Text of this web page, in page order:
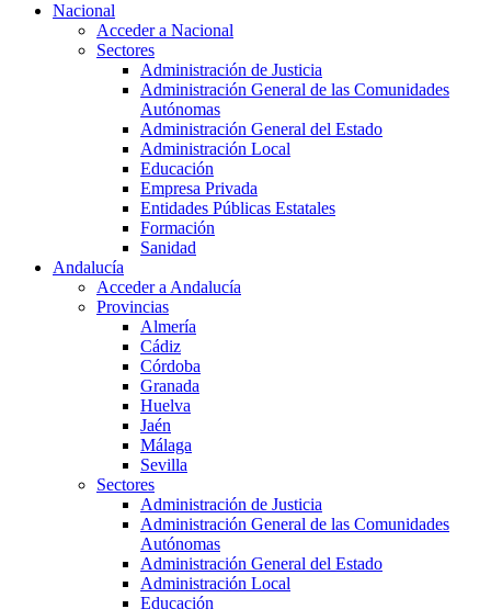
Nacional
Acceder a Nacional
Sectores
Administración de Justicia
Administración General de las Comunidades
Autónomas
Administración General del Estado
Administración Local
Educación
Empresa Privada
Entidades Públicas Estatales
Formación
Sanidad
Andalucía
Acceder a Andalucía
Provincias
Almería
Cádiz
Córdoba
Granada
Huelva
Jaén
Málaga
Sevilla
Sectores
Administración de Justicia
Administración General de las Comunidades
Autónomas
Administración General del Estado
Administración Local
Educación